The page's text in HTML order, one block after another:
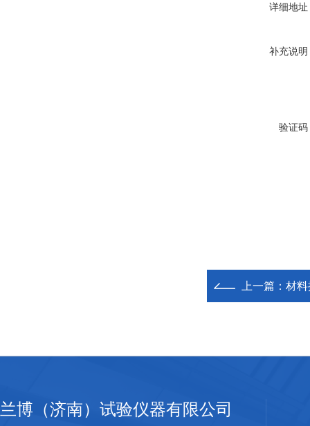
详细地址
补充说明
验证码
上一篇： 材
兰博（济南）试验仪器有限公司